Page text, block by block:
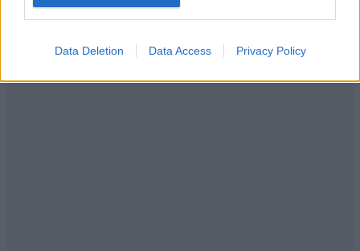
Data Deletion Data Access Privacy Policy